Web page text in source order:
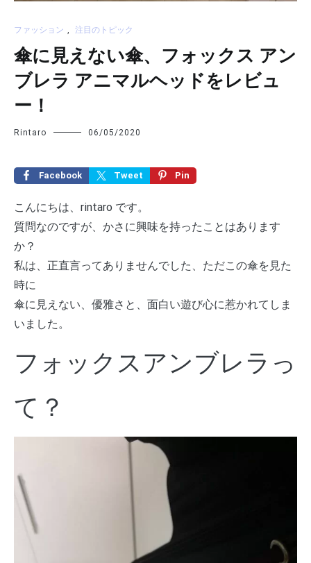
ファッション 注目のトピック
傘に見えない傘、フォックス アン
ブレラ アニマルヘッドをレビュ
ー！
Rintaro 06/05/2020
Facebook Tweet Pin
こんにちは、rintaro です。
質問なのですが、かさに興味を持ったことはあります
か？
私は、正直言ってありませんでした、ただこの傘を見た
時に
傘に見えない、優雅さと、面白い遊び心に惹かれてしま
いました。
フォックスアンブレラっ
て？